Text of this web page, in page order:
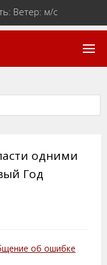
Ветер: м/с
одними
Год
об ошибке